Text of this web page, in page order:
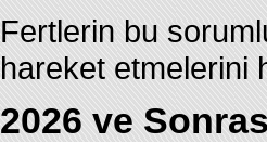
Fertlerin bu
hareket etmelerini
2026 ve